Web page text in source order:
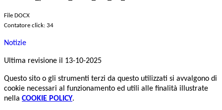
File DOCX
Contatore click: 34
Notizie
Ultima revisione il 13-10-2025
Questo sito o gli strumenti terzi da questo utilizzati si avvalgono di
cookie necessari al funzionamento ed utili alle finalità illustrate
nella COOKIE POLICY.